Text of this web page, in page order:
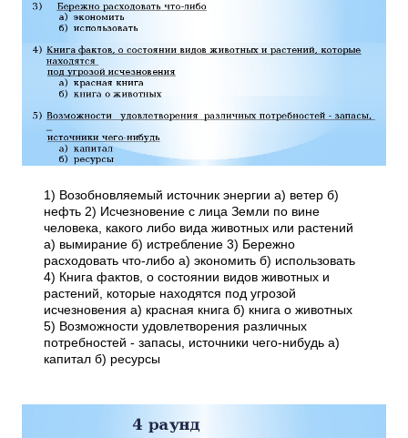
1) Возобновляемый источник энергии а) ветер б)
нефть 2) Исчезновение с лица Земли по вине
человека, какого либо вида животных или растений
а) вымирание б) истребление 3) Бережно
расходовать что-либо а) экономить б) использовать
4) Книга фактов, о состоянии видов животных и
растений, которые находятся под угрозой
исчезновения а) красная книга б) книга о животных
5) Возможности удовлетворения различных
потребностей - запасы, источники чего-нибудь а)
капитал б) ресурсы